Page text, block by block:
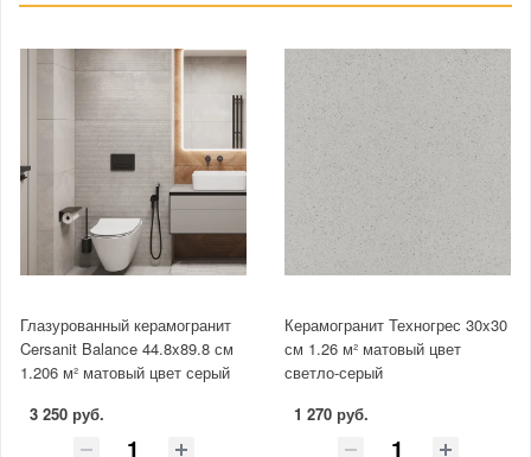
Глазурованный керамогранит
Cersanit Balance 44.8x89.8 см
1.206 м² матовый цвет серый
3 250 руб.
Керамогранит Техногрес 30x30
см 1.26 м² матовый цвет
светло-серый
1 270 руб.